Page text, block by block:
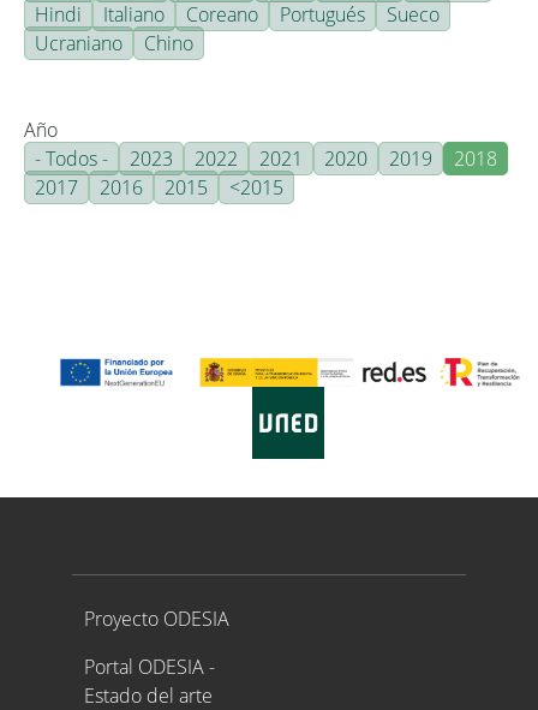
Hindi
Italiano Coreano Portugués
Sueco
Ucraniano
Chino
Año
- Todos -
2023 2022 2021 2020 2019
2018
2017
2016 2015 <2015
Proyecto ODESIA
Proyecto ODESIA
Portal ODESIA -
Estado del arte